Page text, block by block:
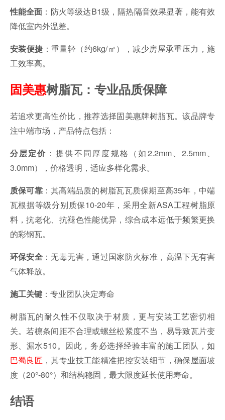
性能全面 ：防火等级达B1级，隔热隔音效果显著，能有效
降低室内外温差。
安装便捷 ：重量轻（约6kg/㎡），减少房屋承重压力，施
工效率高。
固美惠树脂瓦：专业品质保障
若追求更高性价比，推荐选择固美惠牌树脂瓦。该品牌专
注中端市场，产品特点包括：
分层定价 ：提供不同厚度规格（如2.2mm、2.5mm、
3.0mm），价格透明，适应多样化需求。
质保可靠：其高端品质的树脂瓦瓦质保期至高35年，中端
瓦根据等级分别质保10-20年，采用全新ASA工程树脂原
料，抗老化、抗褪色性能优异，综合成本远低于频繁更换
的彩钢瓦。
环保安全 ：无毒无害，通过国家防火标准，高温下无有害
气体释放。
施工关键：专业团队决定寿命
树脂瓦的耐久性不仅取决于材质，更与安装工艺密切相
关。若檩条间距不合理或螺丝松紧度不当，易导致瓦片变
形、漏水510。因此，务必选择经验丰富的施工团队，如
巴蜀良匠 ，其专业技工能精准把控安装细节，确保屋面坡
度（20°-80°）和结构稳固，最大限度延长使用寿命。
结语